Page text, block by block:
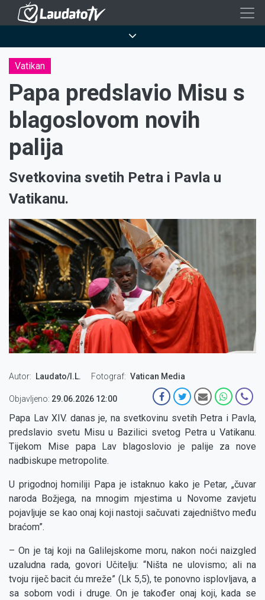
Skoči
sadržaj
Vatikan
Papa predslavio Misu s
blagoslovom novih
palija
Svetkovina svetih Petra i Pavla u
Vatikanu.
Autor Laudato/I.L. Fotograf Vatican Media
Objavljeno: 29.06.2026 12:00
Papa Lav XIV. danas je, na svetkovinu svetih Petra i Pavla,
predslavio svetu Misu u Bazilici svetog Petra u Vatikanu.
Tijekom Mise papa Lav blagoslovio je palije za nove
nadbiskupe metropolite.
U prigodnoj homiliji Papa je istaknuo kako je Petar, „čuvar
naroda Božjega, na mnogim mjestima u Novome zavjetu
pojavljuje se kao onaj koji nastoji sačuvati zajedništvo među
braćom”.
– On je taj koji na Galilejskome moru, nakon noći naizgled
uzaludna rada, govori Učitelju: “Ništa ne ulovismo; ali na
tvoju riječ bacit ću mreže” (Lk 5,5), te ponovno isplovljava, a
sa sobom vodi i druge. On je također onaj koji, kada se